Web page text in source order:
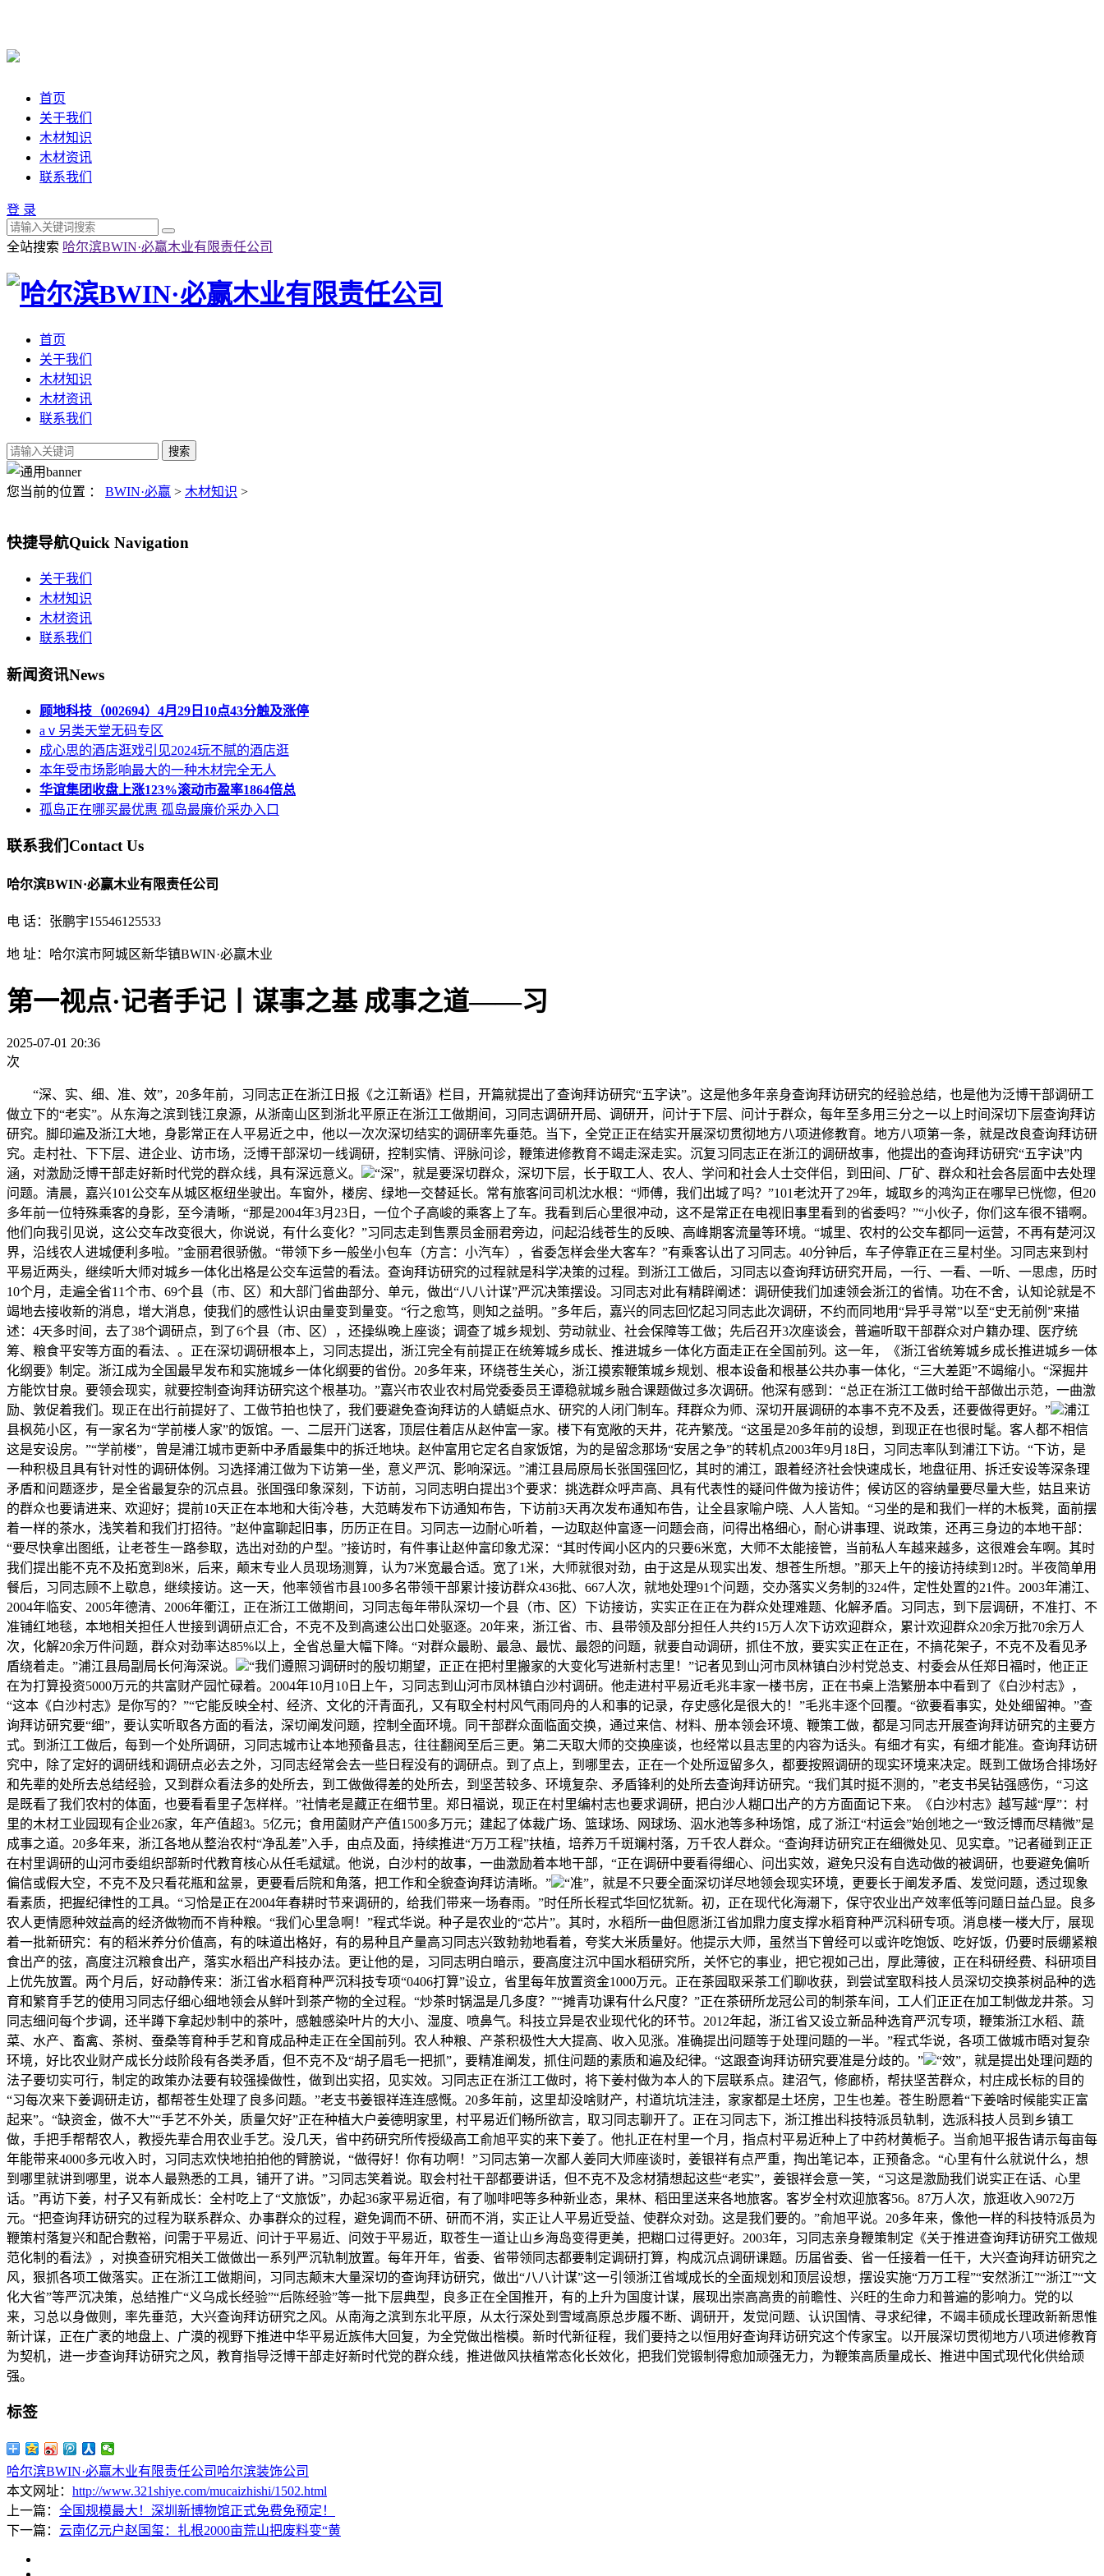
首页
关于我们
木材知识
木材资讯
联系我们
登 录
全站搜索 哈尔滨BWIN·必赢木业有限责任公司
首页
关于我们
木材知识
木材资讯
联系我们
您当前的位置 ： BWIN·必赢 > 木材知识 >
快捷导航Quick Navigation
关于我们
木材知识
木材资讯
联系我们
新闻资讯News
顾地科技（002694）4月29日10点43分触及涨停
aⅴ另类天堂无码专区
成心思的酒店逛戏引见2024玩不腻的酒店逛
本年受市场影响最大的一种木材完全无人
华谊集团收盘上涨123%滚动市盈率1864倍总
孤岛正在哪买最优惠 孤岛最廉价采办入口
联系我们Contact Us
哈尔滨BWIN·必赢木业有限责任公司
电 话：张鹏宇15546125533
地 址：哈尔滨市阿城区新华镇BWIN·必赢木业
第一视点·记者手记丨谋事之基 成事之道——习
2025-07-01 20:36
次
“深、实、细、准、效”，20多年前，习同志正在浙江日报《之江新语》栏目，开篇就提出了查询拜访研究“五字诀”。这是他多年亲身查询拜访研究的经验总结，也是他为泛博干部调研工
做立下的“老实”。从东海之滨到钱江泉源，从浙南山区到浙北平原正在浙江工做期间，习同志调研开局、调研开，问计于下层、问计于群众，每年至多用三分之一以上时间深切下层查询拜访
研究。脚印遍及浙江大地，身影常正在人平易近之中，他以一次次深切结实的调研率先垂范。当下，全党正正在结实开展深切贯彻地方八项进修教育。地方八项第一条，就是改良查询拜访研
究。走村社、下下层、进企业、访市场，泛博干部深切一线调研，控制实情、评脉问诊，鞭策进修教育不竭走深走实。沉复习同志正在浙江的调研故事，他提出的查询拜访研究“五字诀”内
涵，对激励泛博干部走好新时代党的群众线，具有深远意义。
“深”，就是要深切群众，深切下层，长于取工人、农人、学问和社会人士交伴侣，到田间、厂矿、群众和社会各层面中去处理
问题。清晨，嘉兴101公交车从城区枢纽坐驶出。车窗外，楼房、绿地一交替延长。常有旅客问司机沈水根：“师傅，我们出城了吗？”101老沈开了29年，城取乡的鸿沟正在哪早已恍惚，但20
多年前一位特殊乘客的身影，至今清晰，“那是2004年3月23日，一位个子高峻的乘客上了车。我看到后心里很冲动，这不是常正在电视旧事里看到的省委吗？”“小伙子，你们这车很不错啊。
他们向我引见说，这公交车改变很大，你说说，有什么变化？”习同志走到售票员金丽君旁边，问起沿线苍生的反映、高峰期客流量等环境。“城里、农村的公交车都同一运营，不再有楚河汉
界，沿线农人进城便利多啦。”金丽君很骄傲。“带领下乡一般坐小包车（方言：小汽车），省委怎样会坐大客车？”有乘客认出了习同志。40分钟后，车子停靠正在三星村坐。习同志来到村
平易近两头，继续听大师对城乡一体化出格是公交车运营的看法。查询拜访研究的过程就是科学决策的过程。到浙江工做后，习同志以查询拜访研究开局，一行、一看、一听、一思虑，历时
10个月，走遍全省11个市、69个县（市、区）和大部门省曲部分、单元，做出“八八计谋”严沉决策摆设。习同志对此有精辟阐述：调研使我们加速领会浙江的省情。功在不舍，认知论就是不
竭地去接收新的消息，增大消息，使我们的感性认识由量变到量变。“行之愈笃，则知之益明。”多年后，嘉兴的同志回忆起习同志此次调研，不约而同地用“异乎寻常”以至“史无前例”来描
述：4天多时间，去了38个调研点，到了6个县（市、区），还操纵晚上座谈；调查了城乡规划、劳动就业、社会保障等工做；先后召开3次座谈会，普遍听取干部群众对户籍办理、医疗统
筹、粮食平安等方面的看法、。正在深切调研根本上，习同志提出，浙江完全有前提正在统筹城乡成长、推进城乡一体化方面走正在全国前列。这一年，《浙江省统筹城乡成长推进城乡一体
化纲要》制定。浙江成为全国最早发布和实施城乡一体化纲要的省份。20多年来，环绕苍生关心，浙江摸索鞭策城乡规划、根本设备和根基公共办事一体化，“三大差距”不竭缩小。“深掘井
方能饮甘泉。要领会现实，就要控制查询拜访研究这个根基功。”嘉兴市农业农村局党委委员王谭稳就城乡融合课题做过多次调研。他深有感到：“总正在浙江工做时给干部做出示范，一曲激
励、敦促着我们。现正在出行前提好了、工做节拍也快了，我们要避免查询拜访的人蜻蜓点水、研究的人闭门制车。拜群众为师、深切开展调研的本事不克不及丢，还要做得更好。”
浦江
县枫苑小区，有一家名为“学前楼人家”的饭馆。一、二层开门送客，顶层住着店从赵仲富一家。楼下有宽敞的天井，花卉繁茂。“这虽是20多年前的设想，到现正在也很时髦。客人都不相信
这是安设房。”“学前楼”，曾是浦江城市更新中矛盾最集中的拆迁地块。赵仲富用它定名自家饭馆，为的是留念那场“安居之争”的转机点2003年9月18日，习同志率队到浦江下访。“下访，是
一种积极且具有针对性的调研体例。习选择浦江做为下访第一坐，意义严沉、影响深远。”浦江县局原局长张国强回忆，其时的浦江，跟着经济社会快速成长，地盘征用、拆迁安设等深条理
矛盾和问题逐步，是全省最复杂的沉点县。张国强印象深刻，下访前，习同志明白提出3个要求：挑选群众呼声高、具有代表性的疑问件做为接访件；候访区的容纳量要尽量大些，姑且来访
的群众也要请进来、欢迎好；提前10天正在本地和大街冷巷，大范畴发布下访通知布告，下访前3天再次发布通知布告，让全县家喻户晓、人人皆知。“习坐的是和我们一样的木板凳，面前摆
着一样的茶水，浅笑着和我们打招待。”赵仲富聊起旧事，历历正在目。习同志一边耐心听着，一边取赵仲富逐一问题会商，问得出格细心，耐心讲事理、说政策，还再三身边的本地干部：
“要尽快拿出图纸，让老苍生一路参取，选出对劲的户型。”接访时，有件事让赵仲富印象尤深：“其时传闻小区内的只要6米宽，大师不太能接管，当前私人车越来越多，这很难会车啊。其时
我们提出能不克不及拓宽到8米，后来，颠末专业人员现场测算，认为7米宽最合适。宽了1米，大师就很对劲，由于这是从现实出发、想苍生所想。”那天上午的接访持续到12时。半夜简单用
餐后，习同志顾不上歇息，继续接访。这一天，他率领省市县100多名带领干部累计接访群众436批、667人次，就地处理91个问题，交办落实义务制的324件，定性处置的21件。2003年浦江、
2004年临安、2005年德清、2006年衢江，正在浙江工做期间，习同志每年带队深切一个县（市、区）下访接访，实实正在正在为群众处理难题、化解矛盾。习同志，到下层调研，不准打、不
准铺红地毯，本地相关担任人世接到调研点汇合，不克不及到高速公出口处驱逐。20年来，浙江省、市、县带领及部分担任人共约15万人次下访欢迎群众，累计欢迎群众20余万批70余万人
次，化解20余万件问题，群众对劲率达85%以上，全省总量大幅下降。“对群众最盼、最急、最忧、最怨的问题，就要自动调研，抓住不放，要实实正在正在，不搞花架子，不克不及看见矛
盾绕着走。”浦江县局副局长何海深说。
“我们遵照习调研时的殷切期望，正正在把村里搬家的大变化写进新村志里！”记者见到山河市凤林镇白沙村党总支、村委会从任郑日福时，他正正
在为打算投资5000万元的共富财产园忙碌着。2004年10月10日上午，习同志到山河市凤林镇白沙村调研。他走进村平易近毛兆丰家一楼书房，正在书桌上浩繁册本中看到了《白沙村志》，
“这本《白沙村志》是你写的？”“它能反映全村、经济、文化的汗青面孔，又有取全村村风气雨同舟的人和事的记录，存史感化是很大的！”毛兆丰逐个回覆。“欲要看事实，处处细留神。”查
询拜访研究要“细”，要认实听取各方面的看法，深切阐发问题，控制全面环境。同干部群众面临面交换，通过来信、材料、册本领会环境、鞭策工做，都是习同志开展查询拜访研究的主要方
式。到浙江工做后，每到一个处所调研，习同志城市让本地预备县志，往往翻阅至后三更。第二天取大师的交换座谈，也经常以县志里的内容为话头。有细才有实，有细才能准。查询拜访研
究中，除了定好的调研线和调研点必去之外，习同志经常会去一些日程没有的调研点。到了点上，到哪里去，正在一个处所逗留多久，都要按照调研的现实环境来决定。既到工做场合排场好
和先辈的处所去总结经验，又到群众看法多的处所去，到工做做得差的处所去，到坚苦较多、环境复杂、矛盾锋利的处所去查询拜访研究。“我们其时挺不测的，”老支书吴钻强感伤，“习这
是既看了我们农村的体面，也要看看里子怎样样。”社情老是藏正在细节里。郑日福说，现正在村里编村志也要求调研，把白沙人糊口出产的方方面面记下来。《白沙村志》越写越“厚”：村
里的木材工业园现有企业26家，年产值超3。5亿元；食用菌财产产值1500多万元；建起了体裁广场、篮球场、网球场、泅水池等多种场馆，成了浙江“村运会”始创地之一“致泛博而尽精微”是
成事之道。20多年来，浙江各地从整治农村“净乱差”入手，由点及面，持续推进“万万工程”扶植，培养万千斑斓村落，万千农人群众。“查询拜访研究正在细微处见、见实章。”记者碰到正正
在村里调研的山河市委组织部新时代教育核心从任毛斌斌。他说，白沙村的故事，一曲激励着本地干部，“正在调研中要看得细心、问出实效，避免只没有自选动做的被调研，也要避免偏听
偏信或假大空，不克不及只看花瓶和盆景，更要看后院和角落，把工作和全貌查询拜访清晰。”
“准”，就是不只要全面深切详尽地领会现实环境，更要长于阐发矛盾、发觉问题，透过现象
看素质，把握纪律性的工具。“习恰是正在2004年春耕时节来调研的，给我们带来一场春雨。”时任所长程式华回忆犹新。初，正在现代化海潮下，保守农业出产效率低等问题日益凸显。良多
农人更情愿种效益高的经济做物而不肯种粮。“我们心里急啊！”程式华说。种子是农业的“芯片”。其时，水稻所一曲但愿浙江省加鼎力度支撑水稻育种严沉科研专项。消息楼一楼大厅，展现
着一批新研究：有的稻米养分价值高，有的味道出格好，有的易种且产量高习同志兴致勃勃地看着，夸奖大米质量好。他提示大师，虽然当下曾经可以或许吃饱饭、吃好饭，仍要时辰绷紧粮
食出产的弦，高度注沉粮食出产，落实水稻出产科技办法。更让他的是，习同志明白暗示，要高度注沉中国水稻研究所，关怀它的事业，把它视如己出，厚此薄彼，正在科研经费、科研项目
上优先放置。两个月后，好动静传来：浙江省水稻育种严沉科技专项“0406打算”设立，省里每年放置资金1000万元。正在茶园取采茶工们聊收获，到尝试室取科技人员深切交换茶树品种的选
育和繁育手艺的使用习同志仔细心细地领会从鲜叶到茶产物的全过程。“炒茶时锅温是几多度？”“摊青功课有什么尺度？”正在茶研所龙冠公司的制茶车间，工人们正正在加工制做龙井茶。习
同志细问每个步调，还半蹲下拿起炒制中的茶叶，感触感染叶片的大小、湿度、喷鼻气。科技立异是农业现代化的环节。2012年起，浙江省又设立新品种选育严沉专项，鞭策浙江水稻、蔬
菜、水产、畜禽、茶树、蚕桑等育种手艺和育成品种走正在全国前列。农人种粮、产茶积极性大大提高、收入见涨。准确提出问题等于处理问题的一半。”程式华说，各项工做城市晤对复杂
环境，好比农业财产成长分歧阶段有各类矛盾，但不克不及“胡子眉毛一把抓”，要精准阐发，抓住问题的素质和遍及纪律。“这跟查询拜访研究要准是分歧的。”
“效”，就是提出处理问题的
法子要切实可行，制定的政策办法要有较强操做性，做到出实招，见实效。习同志正在浙江工做时，将下姜村做为本人的下层联系点。建沼气，修廊桥，帮扶坚苦群众，村庄成长标的目的
“习每次来下姜调研走访，都帮苍生处理了良多问题。”老支书姜银祥连连感慨。20多年前，这里却没啥财产，村道坑坑洼洼，家家都是土坯房，卫生也差。苍生盼愿着“下姜啥时候能实正富
起来”。“缺资金，做不大”“手艺不外关，质量欠好”正在种植大户姜德明家里，村平易近们畅所欲言，取习同志聊开了。正在习同志下，浙江推出科技特派员轨制，选派科技人员到乡镇工
做，手把手帮帮农人，教授先辈合用农业手艺。没几天，省中药研究所传授级高工俞旭平实的来下姜了。他扎正在村里一个月，指点村平易近种上了中药材黄栀子。当俞旭平报告请示每亩每
年能带来4000多元收入时，习同志欢快地拍拍他的臂膀说，“做得好！你有功啊！”习同志第一次鄙人姜同大师座谈时，姜银祥有点严重，掏出笔记本，正预备念。“心里有什么就说什么，想
到哪里就讲到哪里，说本人最熟悉的工具，铺开了讲。”习同志笑着说。取会村社干部都要讲话，但不克不及念材猜想起这些“老实”，姜银祥会意一笑，“习这是激励我们说实正在话、心里
话。”再访下姜，村子又有新成长：全村吃上了“文旅饭”，办起36家平易近宿，有了咖啡吧等多种新业态，果林、稻田里送来各地旅客。客岁全村欢迎旅客56。87万人次，旅逛收入9072万
元。“把查询拜访研究的过程为联系群众、办事群众的过程，避免调而不研、研而不消，实正让人平易近受益、使群众对劲。这是我们要的。”俞旭平说。20多年来，像他一样的科技特派员为
鞭策村落复兴和配合敷裕，问需于平易近、问计于平易近、问效于平易近，取苍生一道让山乡海岛变得更美，把糊口过得更好。2003年，习同志亲身鞭策制定《关于推进查询拜访研究工做规
范化制的看法》，对换查研究相关工做做出一系列严沉轨制放置。每年开年，省委、省带领同志都要制定调研打算，构成沉点调研课题。历届省委、省一任接着一任干，大兴查询拜访研究之
风，狠抓各项工做落实。正在浙江工做期间，习同志颠末大量深切的查询拜访研究，做出“八八计谋”这一引领浙江省域成长的全面规划和顶层设想，摆设实施“万万工程”“安然浙江”“浙江”“文
化大省”等严沉决策，总结推广“义乌成长经验”“后陈经验”等一批下层典型，良多正在全国推开，有的上升为国度计谋，展现出崇高高贵的前瞻性、兴旺的生命力和普遍的影响力。党的以
来，习总以身做则，率先垂范，大兴查询拜访研究之风。从南海之滨到东北平原，从太行深处到雪域高原总步履不断、调研开，发觉问题、认识国情、寻求纪律，不竭丰硕成长理政新新思惟
新计谋，正在广袤的地盘上、广漠的视野下推进中华平易近族伟大回复，为全党做出楷模。新时代新征程，我们要持之以恒用好查询拜访研究这个传家宝。以开展深切贯彻地方八项进修教育
为契机，进一步查询拜访研究之风，教育指导泛博干部走好新时代党的群众线，推进做风扶植常态化长效化，把我们党锻制得愈加顽强无力，为鞭策高质量成长、推进中国式现代化供给顽
强。
标签
哈尔滨BWIN·必赢木业有限责任公司 哈尔滨装饰公司
本文网址： http://www.321shiye.com/mucaizhishi/1502.html
上一篇： 全国规模最大！深圳新博物馆正式免费免预定！
下一篇： 云南亿元户赵国玺：扎根2000亩荒山把废料变“黄